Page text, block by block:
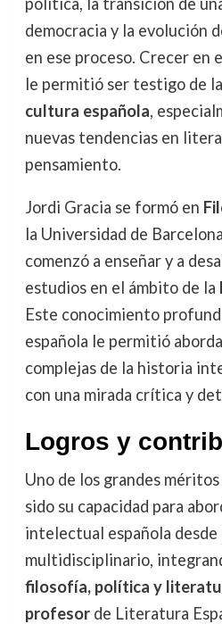
democracia y la evolución
en ese proceso. Crecer en
le permitió ser testigo de
cultura española,
nuevas tendencias en
pensamiento.
Jordi Gracia se formó en
la Universidad de
comenzó a enseñar y a
estudios en el ámbito de la
Este conocimiento
española le permitió
complejas de la historia
con una mirada crítica y
Logros y
Uno de los grandes
sido su capacidad para
intelectual española
multidisciplinario,
filosofía, política y
profesorde Literatura